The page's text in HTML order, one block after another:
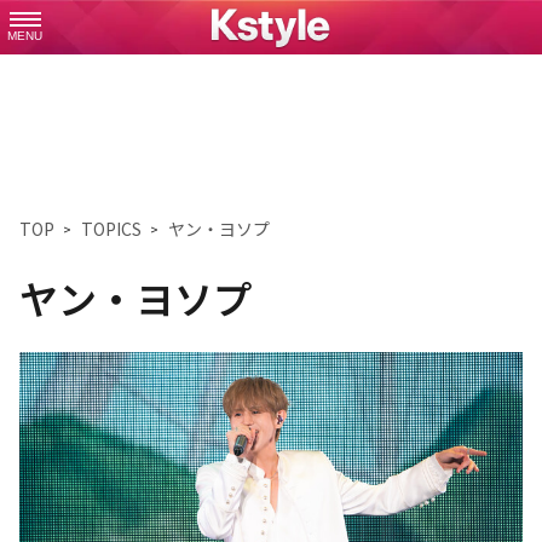
MENU
TOP TOPICS ヤン・ヨソプ
ヤン・ヨソプ